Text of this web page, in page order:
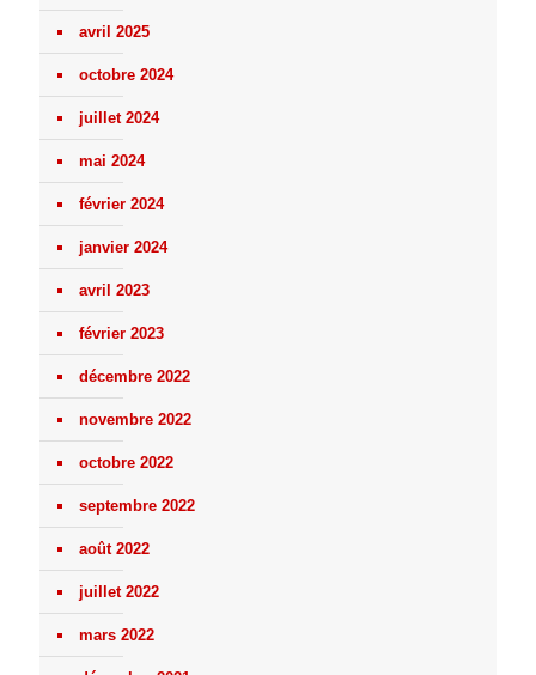
avril 2025
octobre 2024
juillet 2024
mai 2024
février 2024
janvier 2024
avril 2023
février 2023
décembre 2022
novembre 2022
octobre 2022
septembre 2022
août 2022
juillet 2022
mars 2022